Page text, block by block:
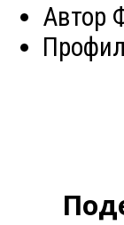
Автор